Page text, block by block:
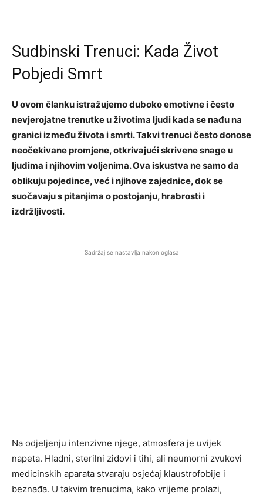
Sudbinski Trenuci: Kada Život
Pobjedi Smrt
U ovom članku istražujemo duboko emotivne i često
nevjerojatne trenutke u životima ljudi kada se nađu na
granici između života i smrti. Takvi trenuci često donose
neočekivane promjene, otkrivajući skrivene snage u
ljudima i njihovim voljenima. Ova iskustva ne samo da
oblikuju pojedince, već i njihove zajednice, dok se
suočavaju s pitanjima o postojanju, hrabrosti i
izdržljivosti.
Sadržaj se nastavlja nakon oglasa
Na odjeljenju intenzivne njege, atmosfera je uvijek
napeta. Hladni, sterilni zidovi i tihi, ali neumorni zvukovi
medicinskih aparata stvaraju osjećaj klaustrofobije i
beznađa. U takvim trenucima, kako vrijeme prolazi,